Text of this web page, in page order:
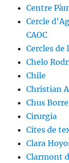
Centre
Cercle
CAOC
Cercles de
Chelo
Chile
Christian
Chus
Cirurgia
Cites de
Clara
Clarmont